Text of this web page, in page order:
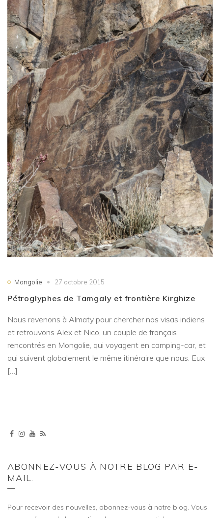
Mongolie 27 octobre 2015
Pétroglyphes de Tamgaly et frontière Kirghize
Nous revenons à Almaty pour chercher nos visas indiens
et retrouvons Alex et Nico, un couple de français
rencontrés en Mongolie, qui voyagent en camping-car, et
qui suivent globalement le même itinéraire que nous. Eux
[…]
ABONNEZ-VOUS À NOTRE BLOG PAR E-
MAIL.
Pour recevoir des nouvelles, abonnez-vous à notre blog. Vous